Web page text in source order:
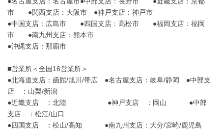
市 ●関西支店：大阪市 ●神戸支店：神戸市
●中国支店：広島市 ●四国支店：高松市 ●福岡支店：福岡
市 ●南九州支店：熊本市
●沖縄支店：那覇市
■営業所＜全国16営業所＞
●北海道支店：函館/旭川/帯広 ●名古屋支店：岐阜/静岡 ●中部支
店 ：山梨/新潟
●近畿支店 ：北陸 ●神戸支店 ：岡山 ●中部
支店 ：松江/山口
●四国支店 ：松山/高知 ●南九州支店：大分/宮崎/鹿児島